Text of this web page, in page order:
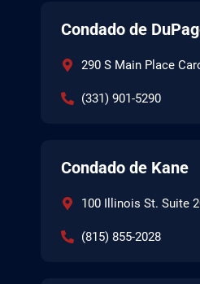
Condado de
290 S Main Place
(331) 901-5290
Condado de Kane
100 Illinois St. Suite
(815) 855-2028